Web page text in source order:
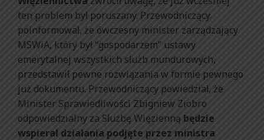
ten problem był poruszany. Przewodniczący
poinformował, że ówczesny minister zarządzający
MSWiA, który był “gospodarzem” ustawy
emerytalnej wszystkich służb mundurowych,
przedstawił pewne rozwiązania w formie pewnego
już dokumentu. Przewodniczący powiedział, że
Minister Sprawiedliwości Zbigniew Ziobro
odpowiedzialny za Służbę Więzienną będzie
wspierał działania podjęte przez ministra